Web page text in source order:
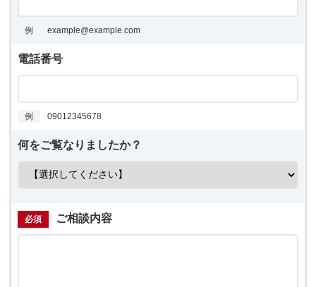
例 example@example.com
電話番号
例 09012345678
何をご覧なりましたか？
必須 ご相談内容